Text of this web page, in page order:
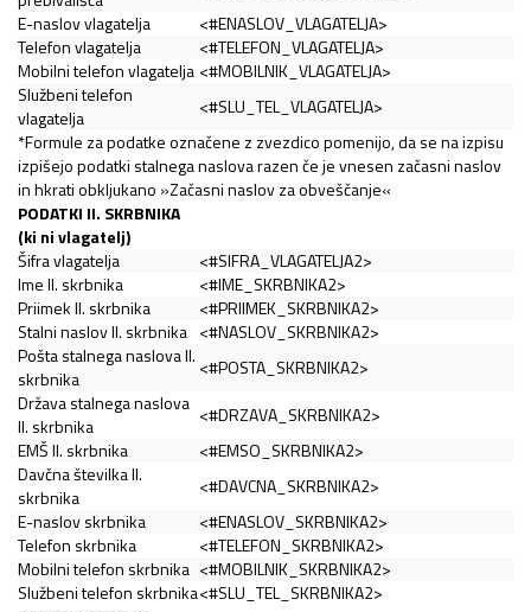
E-naslov vlagatelja
<#ENASLOV_VLAGATELJA>
Telefon vlagatelja
<#TELEFON_VLAGATELJA>
Mobilni telefon vlagatelja <#MOBILNIK_VLAGATELJA>
Službeni telefon
vlagatelja
<#SLU_TEL_VLAGATELJA>
*Formule za podatke označene z zvezdico pomenijo, da se na izpisu
izpišejo podatki stalnega naslova razen če je vnesen začasni naslov
in hkrati obkljukano »Začasni naslov za obveščanje«
PODATKI II. SKRBNIKA
(ki ni vlagatelj)
Šifra vlagatelja
<#SIFRA_VLAGATELJA2>
Ime II. skrbnika
<#IME_SKRBNIKA2>
Priimek II. skrbnika
<#PRIIMEK_SKRBNIKA2>
Stalni naslov II. skrbnika <#NASLOV_SKRBNIKA2>
Pošta stalnega naslova II.
skrbnika
<#POSTA_SKRBNIKA2>
Država stalnega naslova
II. skrbnika
<#DRZAVA_SKRBNIKA2>
EMŠ II. skrbnika
<#EMSO_SKRBNIKA2>
Davčna številka II.
skrbnika
<#DAVCNA_SKRBNIKA2>
E-naslov skrbnika
<#ENASLOV_SKRBNIKA2>
Telefon skrbnika
<#TELEFON_SKRBNIKA2>
Mobilni telefon skrbnika <#MOBILNIK_SKRBNIKA2>
Službeni telefon skrbnika<#SLU_TEL_SKRBNIKA2>